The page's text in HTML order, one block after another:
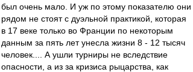
был очень мало. И уж по этому показателю они
рядом не стоят с дуэльной практикой, которая
в 17 веке только во Франции по некоторым
данным за пять лет унесла жизни 8 - 12 тысяч
человек.... А ушли турниры не вследствие
опасности, а из за кризиса рыцарства, как